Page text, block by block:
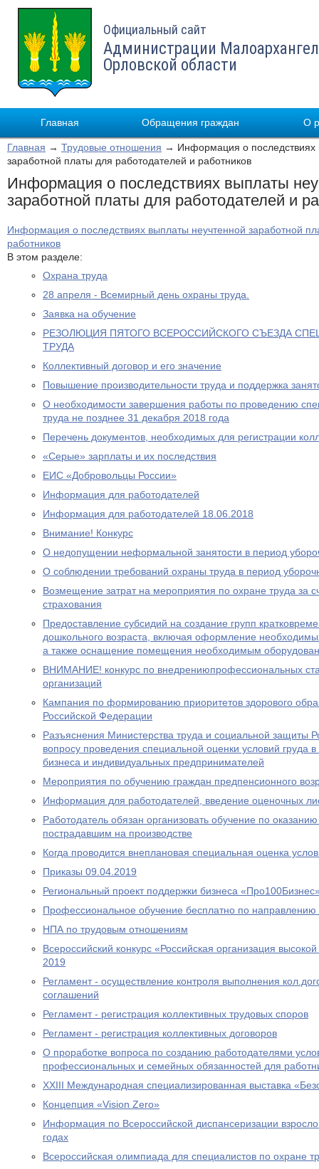
Официальный сайт
Администрации
Орловской области
Главная Обращения граждан О
Главная → Трудовые отношения → Информация о последствиях
заработной платы для работодателей и работников
Информация о последствиях выплаты
заработной платы для работодателей и
Информация о последствиях выплаты неучтенной заработной
работников
В этом разделе:
Охрана труда
28 апреля - Всемирный день охраны труда.
Заявка на обучение
РЕЗОЛЮЦИЯ ПЯТОГО ВСЕРОССИЙСКОГО СЪЕЗДА
ТРУДА
Коллективный договор и его значение
Повышение производительности труда и поддержка
О необходимости завершения работы по проведению
труда не позднее 31 декабря 2018 года
Перечень документов, необходимых для регистрации
«Cерые» зарплаты и их последствия
ЕИС «Добровольцы России»
Информация для работодателей
Информация для работодателей 18.06.2018
Внимание! Конкурс
О недопущении неформальной занятости в период
О соблюдении требований охраны труда в период
Возмещение затрат на мероприятия по охране труда за
страхования
Предоставление субсидий на создание групп
дошкольного возраста, включая оформление
а также оснащение помещения необходимым
ВНИМАНИЕ! конкурс по внедрениюпрофессиональных
организаций
Кампания по формированию приоритетов здорового
Российской Федерации
Разъяснения Министерства труда и социальной защиты
вопросу проведения специальной оценки условий груда
бизнеса и индивидуальных предпринимателей
Мероприятия по обучению граждан предпенсионного
Информация для работодателей, введение оценочных
Работодатель обязан организовать обучение по
пострадавшим на производстве
Когда проводится внеплановая специальная оценка
Приказы 09.04.2019
Региональный проект поддержки бизнеса
Профессиональное обучение бесплатно по направлению
НПА по трудовым отношениям
Всероссийский конкурс «Российская организация
2019
Регламент - осуществление контроля выполнения
соглашений
Регламент - регистрация коллективных трудовых споров
Регламент - регистрация коллективных договоров
О проработке вопроса по созданию работодателями
профессиональных и семейных обязанностей для
XXIII Международная специализированная выставка
Концепция «Vision Zero»
Информация по Всероссийской диспансеризации
годах
Всероссийская олимпиада для специалистов по охране